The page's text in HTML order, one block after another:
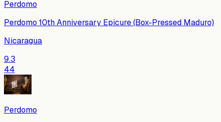
Perdomo
Perdomo 10th Anniversary Epicure (Box-Pressed Maduro)
Nicaragua
9.3
44
Perdomo